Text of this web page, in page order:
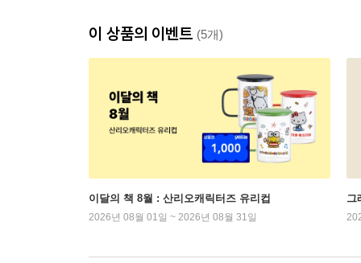
이 상품의 이벤트 (5개)
이달의 책 8월 : 산리오캐릭터즈 유리컵
2026년 08월 01일 ~ 2026년 08월 31일
그